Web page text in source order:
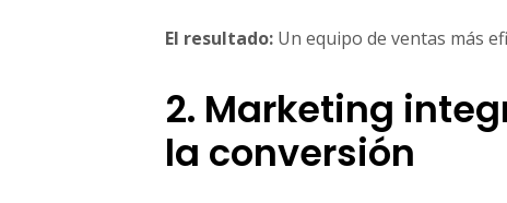
El resultado: Un equipo de ventas más
2. Marketing
la conversión